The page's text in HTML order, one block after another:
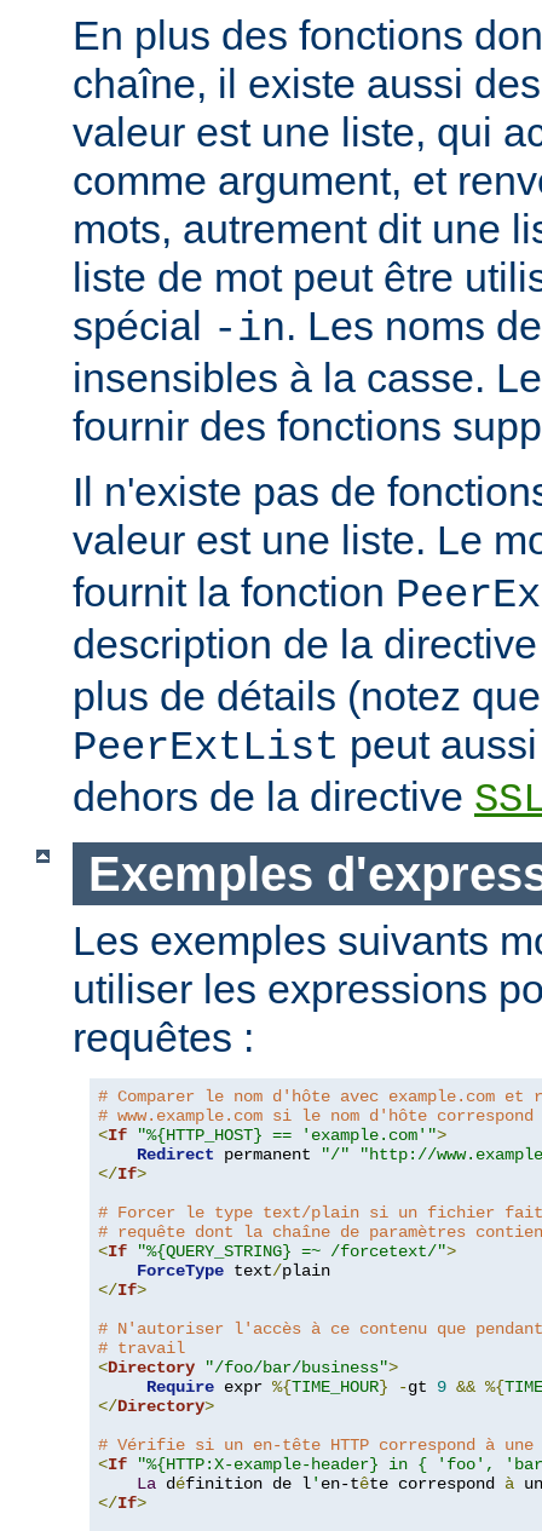
En plus des fonctions
chaîne, il existe aussi
valeur est une liste, qui
comme argument, et
mots, autrement dit une
liste de mot peut être
spécial -in. Les noms
insensibles à la casse.
fournir des fonctions
Il n'existe pas de
valeur est une liste. Le
fournit la fonction
description de la
plus de détails (notez
PeerExtList peut
dehors de la directive
Exemples
Les exemples suivants
utiliser les expressions
requêtes :
# Comparer le nom d'hôte avec example.com
# www.example.com si le nom d'hôte correspond
<If "%{HTTP_HOST} == 'example.com'">
Redirect permanent "/"
"http://
</If>
# Forcer le type text/plain si un fichier
# requête dont la chaîne de paramètres
<If "%{QUERY_STRING} =~ /forcetext/">
ForceType text/
</If>
# N'autoriser l'accès à ce contenu que
# travail
<Directory "/foo/bar/business">
Require expr %{TIME_HOUR} -gt 9 && %{
</Directory>
# Vérifie si un en-tête HTTP correspond à
<If
"%{HTTP:X-example-header} in { 'foo',
La définition de l' en-tête correspond à
</If>